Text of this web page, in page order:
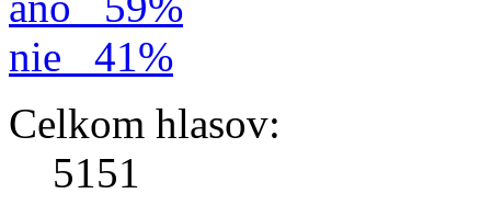
nie
41%
Celkom hlasov:
5151